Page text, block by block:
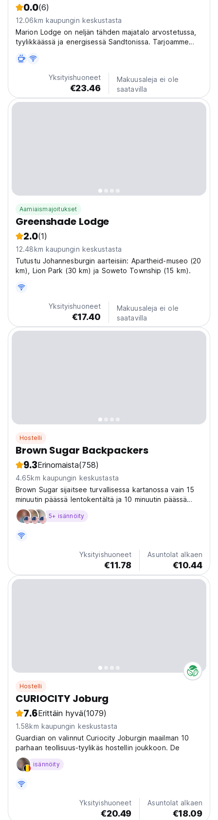
0.0(6)
12.06km kaupungin keskustasta
Marion Lodge on neljän tähden majatalo arvostetussa,
tyylikkäässä ja energisessä Sandtonissa. Tarjoamme
kokemuksen edulliseen hintaan.
Yksityishuoneet
€23.46
Makuusaleja ei ole
saatavilla
Aamiaismajoitukset
Greenshade Lodge
2.0(1)
12.48km kaupungin keskustasta
Tutustu Johannesburgin aarteisiin: Apartheid-museo (20
km), Lion Park (30 km) ja Soweto Township (15 km).
Yksityishuoneet
€17.40
Makuusaleja ei ole
saatavilla
Hostelli
Brown Sugar Backpackers
9.3Erinomaista(758)
4.65km kaupungin keskustasta
Brown Sugar sijaitsee turvallisessa kartanossa vain 15
minuutin päässä lentokentältä ja 10 minuutin päässä
kaupungin keskustasta...
5+ isännöity
Yksityishuoneet
€11.78
Asuntolat alkaen
€10.44
Hostelli
CURIOCITY Joburg
7.6Erittäin hyvä(1079)
1.58km kaupungin keskustasta
Guardian on valinnut Curiocity Joburgin maailman 10
parhaan teollisuus-tyylikäs hostellin joukkoon. De
isännöity
Yksityishuoneet
€20.49
Asuntolat alkaen
€18.09